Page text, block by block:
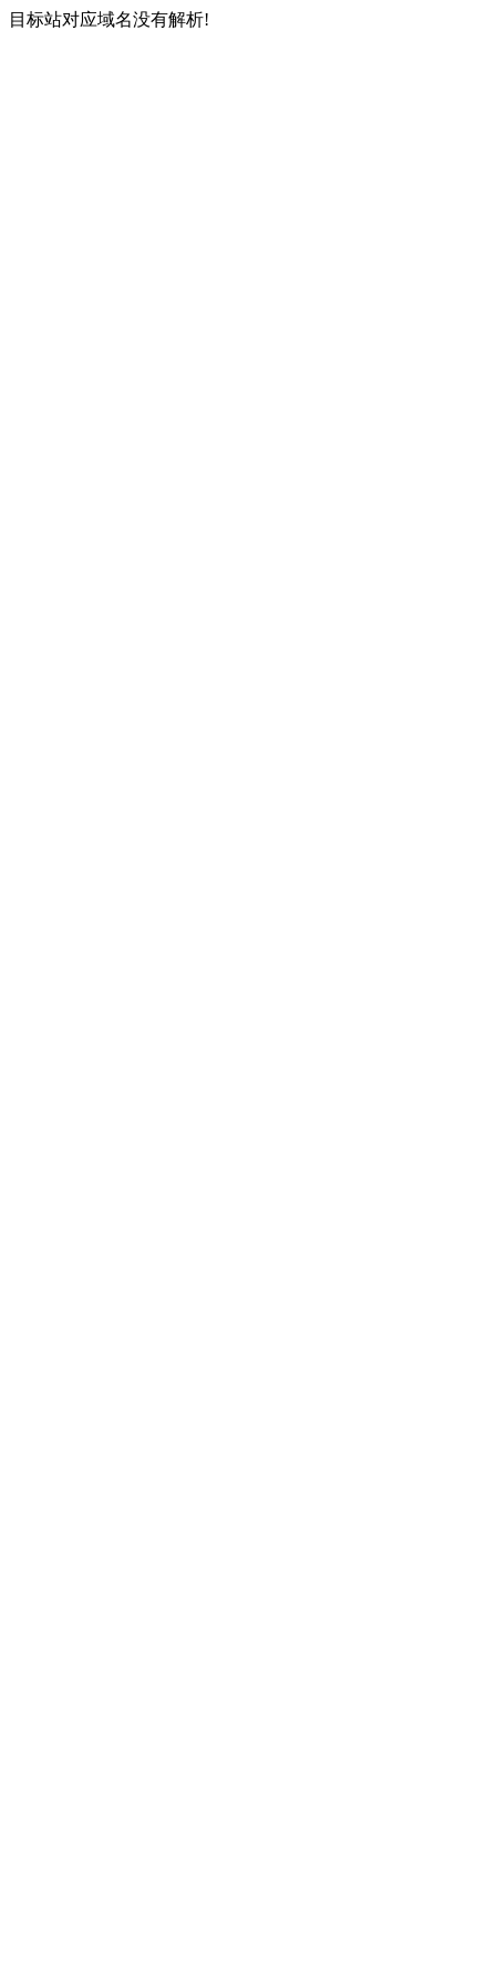
目标站对应域名没有解析!